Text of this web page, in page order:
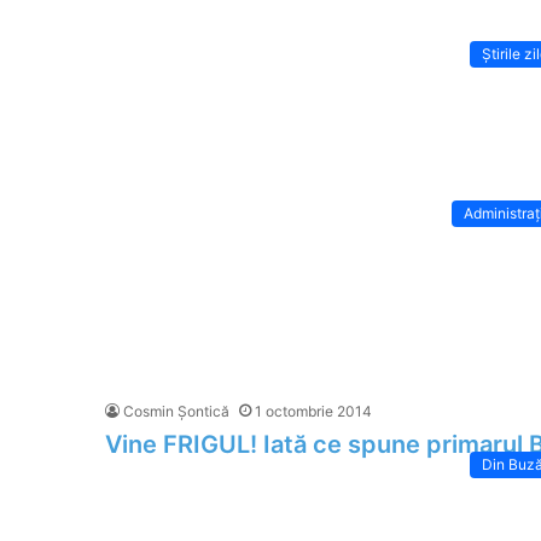
Știrile
Cosmin Șontică 1 octombrie 2014
Vine FRIGUL! Iată ce spune
Din